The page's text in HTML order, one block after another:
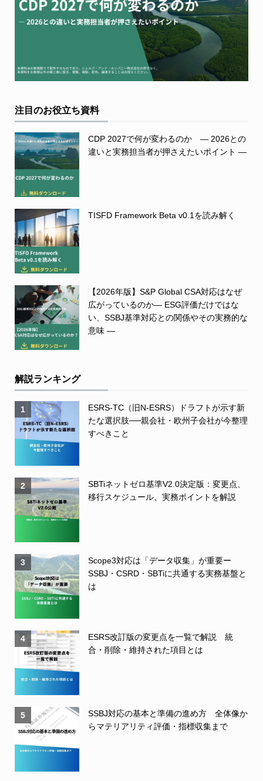
注目のお役立ち資料
CDP 2027で何が変わるのか ― 2026との
違いと実務担当者が押さえたいポイント ―
TISFD Framework Beta v0.1を読み解く
【2026年版】S&P Global CSA対応はなぜ
広がっているのか― ESG評価だけではな
い、SSBJ基準対応との関係やその実務的な
意味 ―
解説ランキング
1
ESRS-TC（旧N-ESRS）ドラフトが示す新
たな選択肢──親会社・欧州子会社が今整理
すべきこと
2
SBTiネットゼロ基準V2.0決定版：変更点、
移行スケジュール、実務ポイントを解説
3
Scope3対応は「データ収集」が重要ー
SSBJ・CSRD・SBTiに共通する実務基盤と
は
4
ESRS改訂版の変更点を一覧で解説 統
合・削除・維持された項目とは
5
SSBJ対応の基本と準備の進め方 全体像か
らマテリアリティ評価・指標収集まで